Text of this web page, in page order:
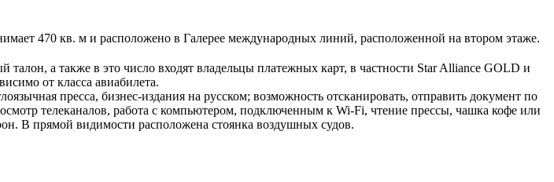
470 кв. м и расположено в Галерее международных линий, расположенной на втором этаже.
талон, а также в это число входят владельцы платежных карт, в частности Star Alliance GOLD и
от класса авиабилета.
пресса, бизнес-издания на русском; возможность отсканировать, отправить документ по
телеканалов, работа с компьютером, подключенным к Wi-Fi, чтение прессы, чашка кофе или
В прямой видимости расположена стоянка воздушных судов.